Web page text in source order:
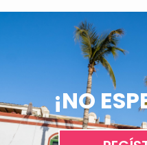
¡NO